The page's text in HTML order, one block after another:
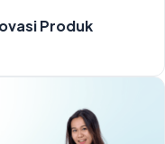
Produk